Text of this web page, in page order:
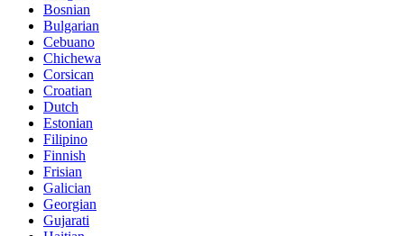
Bosnian
Bulgarian
Cebuano
Chichewa
Corsican
Croatian
Dutch
Estonian
Filipino
Finnish
Frisian
Galician
Georgian
Gujarati